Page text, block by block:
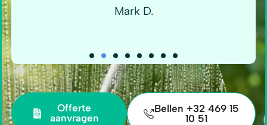
Mark D.
Offerte
aanvragen
Bellen +32 469 15
10 51